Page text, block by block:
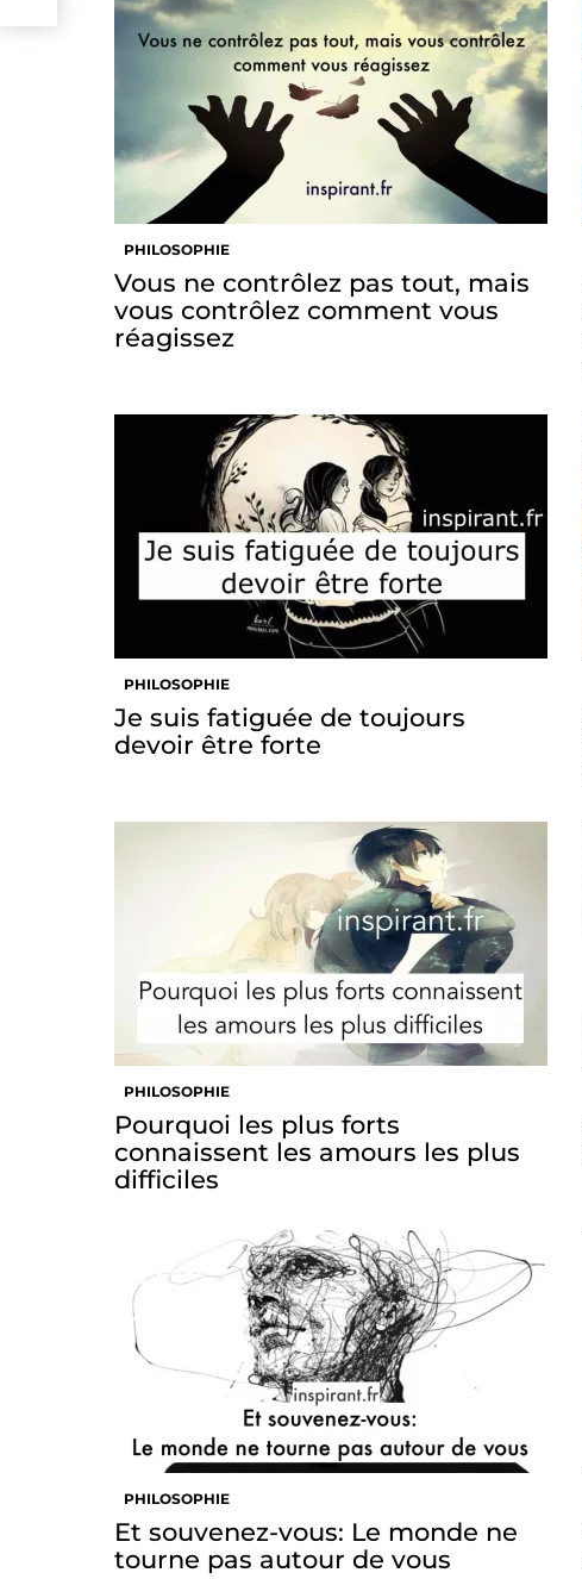
PHILOSOPHIE
Vous ne contrôlez pas tout, mais
vous contrôlez comment vous
réagissez
PHILOSOPHIE
Je suis fatiguée de toujours
devoir être forte
PHILOSOPHIE
Pourquoi les plus forts
connaissent les amours les plus
difficiles
PHILOSOPHIE
Et souvenez-vous: Le monde ne
tourne pas autour de vous